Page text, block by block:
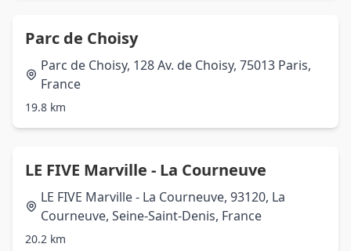
Parc de Choisy
Parc de Choisy, 128 Av. de Choisy, 75013 Paris,
France
19.8 km
LE FIVE Marville - La Courneuve
LE FIVE Marville - La Courneuve, 93120, La
Courneuve, Seine-Saint-Denis, France
20.2 km